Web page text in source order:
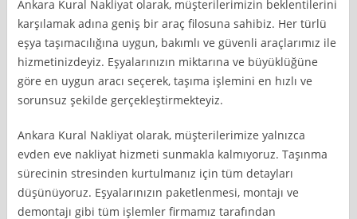
Ankara Kural Nakliyat olarak, müşterilerimizin beklentilerini
karşılamak adına geniş bir araç filosuna sahibiz. Her türlü
eşya taşımacılığına uygun, bakımlı ve güvenli araçlarımız ile
hizmetinizdeyiz. Eşyalarınızın miktarına ve büyüklüğüne
göre en uygun aracı seçerek, taşıma işlemini en hızlı ve
sorunsuz şekilde gerçekleştirmekteyiz.
Ankara Kural Nakliyat olarak, müşterilerimize yalnızca
evden eve nakliyat hizmeti sunmakla kalmıyoruz. Taşınma
sürecinin stresinden kurtulmanız için tüm detayları
düşünüyoruz. Eşyalarınızın paketlenmesi, montajı ve
demontajı gibi tüm işlemler firmamız tarafından